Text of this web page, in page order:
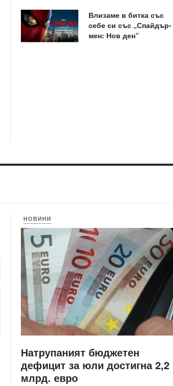
Влизаме в битка със
себе си със „Спайдър-
мен: Нов ден“
НОВИНИ
Натрупаният бюджетен
дефицит за юли достигна 2,2
млрд. евро